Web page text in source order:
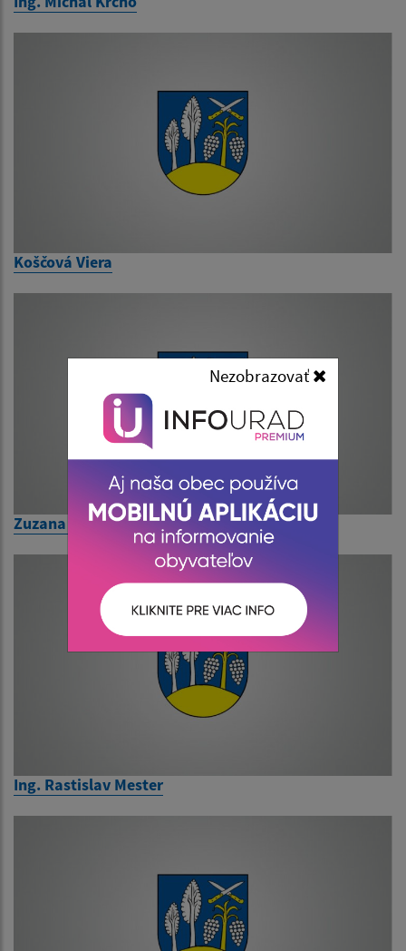
Koščová Viera
Zuzana Hricíková
Ing. Rastislav Mester
Nezobrazovať